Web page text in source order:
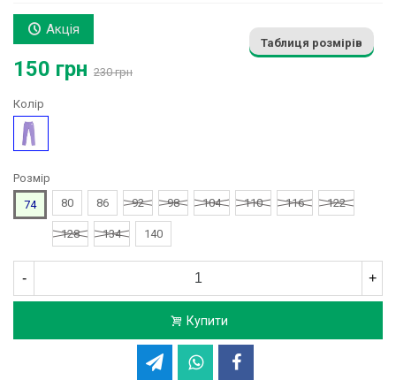
Акція
150 грн 230 грн
Таблиця розмірів
Колір
Фіолетовий
Розмір
74
80 86 92 98 104 110 116 122
128 134 140
- +
Купити